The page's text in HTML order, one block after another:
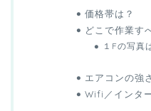
価格帯は？
どこで作業す
１Fの写真
エアコンの強
Wifi／インタ